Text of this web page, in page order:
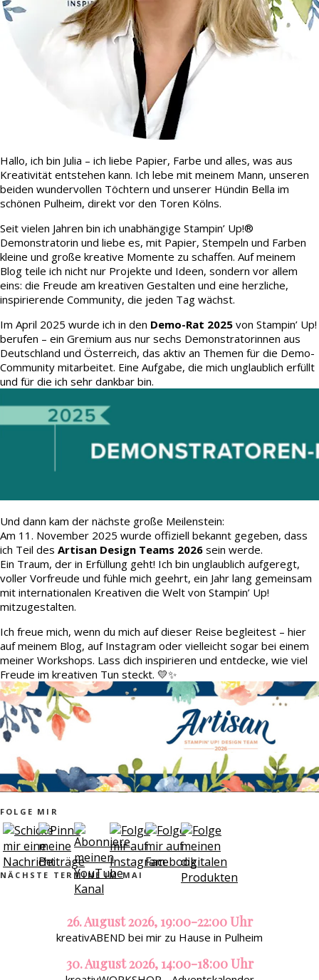
Hallo, ich bin Julia – ich liebe Papier, Farbe und alles, was aus
Kreativität entstehen kann. Ich lebe mit meinem Mann, unseren
beiden wundervollen Töchtern und unserer Hündin Bella im
schönen Pulheim, direkt vor den Toren Kölns.
Seit vielen Jahren bin ich unabhängige Stampin’ Up!®
Demonstratorin und liebe es, mit Papier, Stempeln und Farben
kleine und große kreative Momente zu schaffen. Auf meinem
Blog teile ich nicht nur Projekte und Ideen, sondern vor allem
eins: die Freude am kreativen Gestalten und eine herzliche,
inspirierende Community, die jeden Tag wächst.
Im April 2025 wurde ich in den Demo-Rat 2025 von Stampin’ Up!
berufen – ein Gremium aus nur sechs Demonstratorinnen aus
Deutschland und Österreich, das aktiv an Themen für die Demo-
Community mitarbeitet. Eine Aufgabe, die mich unglaublich erfüllt
und für die ich sehr dankbar bin.
Und dann kam der nächste große Meilenstein:
Am 11. November 2025 wurde offiziell bekannt gegeben, dass
ich Teil des Artisan Design Teams 2026 sein werde.
Ein Traum, der in Erfüllung geht! Ich bin unglaublich aufgeregt,
voller Vorfreude und fühle mich geehrt, ein Jahr lang gemeinsam
mit internationalen Kreativen die Welt von Stampin’ Up!
mitzugestalten.
Ich freue mich, wenn du mich auf dieser Reise begleitest – hier
auf meinem Blog, auf Instagram oder vielleicht sogar bei einem
meiner Workshops. Lass dich inspirieren und entdecke, wie viel
Freude im kreativen Tun steckt. 💛✨
FOLGE MIR
NÄCHSTE TERMINE IM MAI
26. August 2026, 19:00-22:00 Uhr
kreativABEND bei mir zu Hause in Pulheim
30. August 2026, 14:00-18:00 Uhr